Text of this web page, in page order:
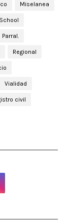
Miselanea
Parral.
Regional
Vialidad
civil